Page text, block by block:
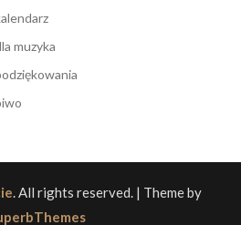
muzyka
. All rights reserved. | Theme by